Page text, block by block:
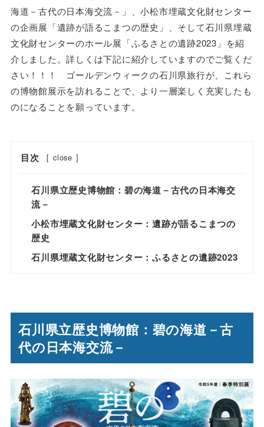
海道－古代の日本海交流－」、小松市埋蔵文化財センター
の企画展「遺跡が語るこまつの歴史」、そして石川県埋蔵
文化財センターのホール展「ふるさとの遺跡2023」を紹
介しました。詳しくは下記に紹介していますのでご覧くだ
さい！！！ ゴールデンウィークの石川県旅行が、これら
の博物館展示を訪れることで、より一層楽しく充実したも
のになることを願っています。
目次 [ close ]
石川県立歴史博物館：碧の海道－古代の日本海交
流－
小松市埋蔵文化財センター：遺跡が語るこまつの
歴史
石川県埋蔵文化財センター：ふるさとの遺跡2023
石川県立歴史博物館：碧の海道－古
代の日本海交流－